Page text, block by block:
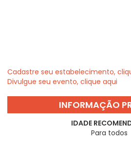
Cadastre seu estabelecimento,
Divulgue seu evento, clique aqui
INFORMAÇÃO
IDADE
Para todos